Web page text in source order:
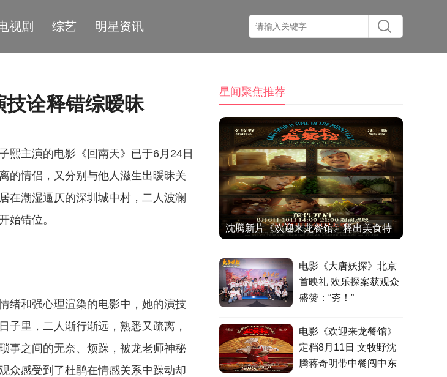
视剧 综艺 明星资讯
诠释错综暧昧
熙主演的电影《回南天》已于6月24日
的情侣，又分别与他人滋生出暧昧关
在潮湿逼仄的深圳城中村，二人波澜
始错位。
绪和强心理渲染的电影中，她的演技
子里，二人渐行渐远，熟悉又疏离，
事之间的无奈、烦躁，被龙老师神秘
众感受到了杜鹃在情感关系中躁动却
星闻聚焦推荐
沈腾新片《欢迎来龙餐馆》释出美食特
电影《大唐妖探》北京
首映礼 欢乐探案获观众
盛赞：“夯！”
电影《欢迎来龙餐馆》
定档8月11日 文牧野沈
腾蒋奇明带中餐闯中东